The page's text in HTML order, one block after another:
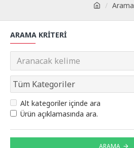
Arama
ARAMA KRITERI
Alt kategoriler içinde ara
Ürün açıklamasında ara.
ARAMA